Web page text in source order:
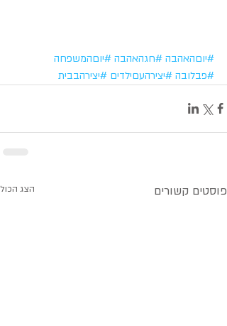
#יוםהאהבה #חגהאהבה #יוםהמשפחה
#פבלובה #יצירהעםילדים #יצירהבבית
פוסטים קשורים הצג הכול